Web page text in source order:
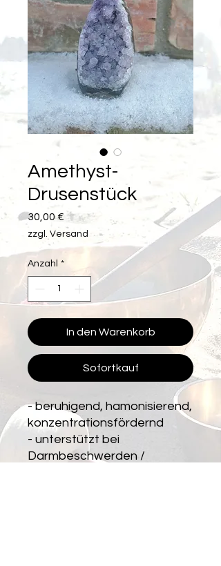
Amethyst-
Drusenstück
30,00 € Preis
zzgl. Versand
Anzahl *
In den Warenkorb
Sofortkauf
- beruhigend, hamonisierend,
konzentrationsfördernd
- unterstützt bei
Darmbeschwerden /